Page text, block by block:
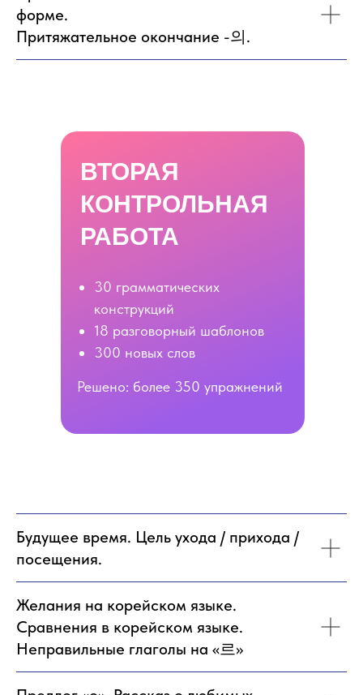
форме.
Притяжательное окончание -의.
ВТОРАЯ
КОНТРОЛЬНАЯ
РАБОТА
30 грамматических
конструкций
18 разговорный шаблонов
300 новых слов
Решено: более 350 упражнений
Будущее время. Цель ухода / прихода /
посещения.
Желания на корейском языке.
Сравнения в корейском языке.
Неправильные глаголы на «르»